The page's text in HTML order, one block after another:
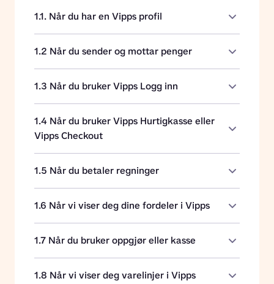
1.1. Når du har en Vipps profil
1.2 Når du sender og mottar penger
1.3 Når du bruker Vipps Logg inn
1.4 Når du bruker Vipps Hurtigkasse eller
Vipps Checkout
1.5 Når du betaler regninger
1.6 Når vi viser deg dine fordeler i Vipps
1.7 Når du bruker oppgjør eller kasse
1.8 Når vi viser deg varelinjer i Vipps